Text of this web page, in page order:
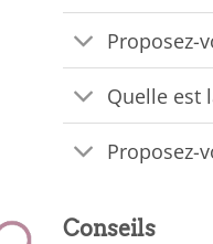
Proposez-
Quelle est
Proposez-
Conseils